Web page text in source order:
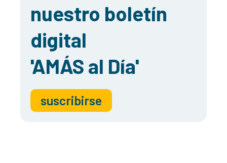
nuestro boletín
digital
'AMÁS al Día'
suscribirse